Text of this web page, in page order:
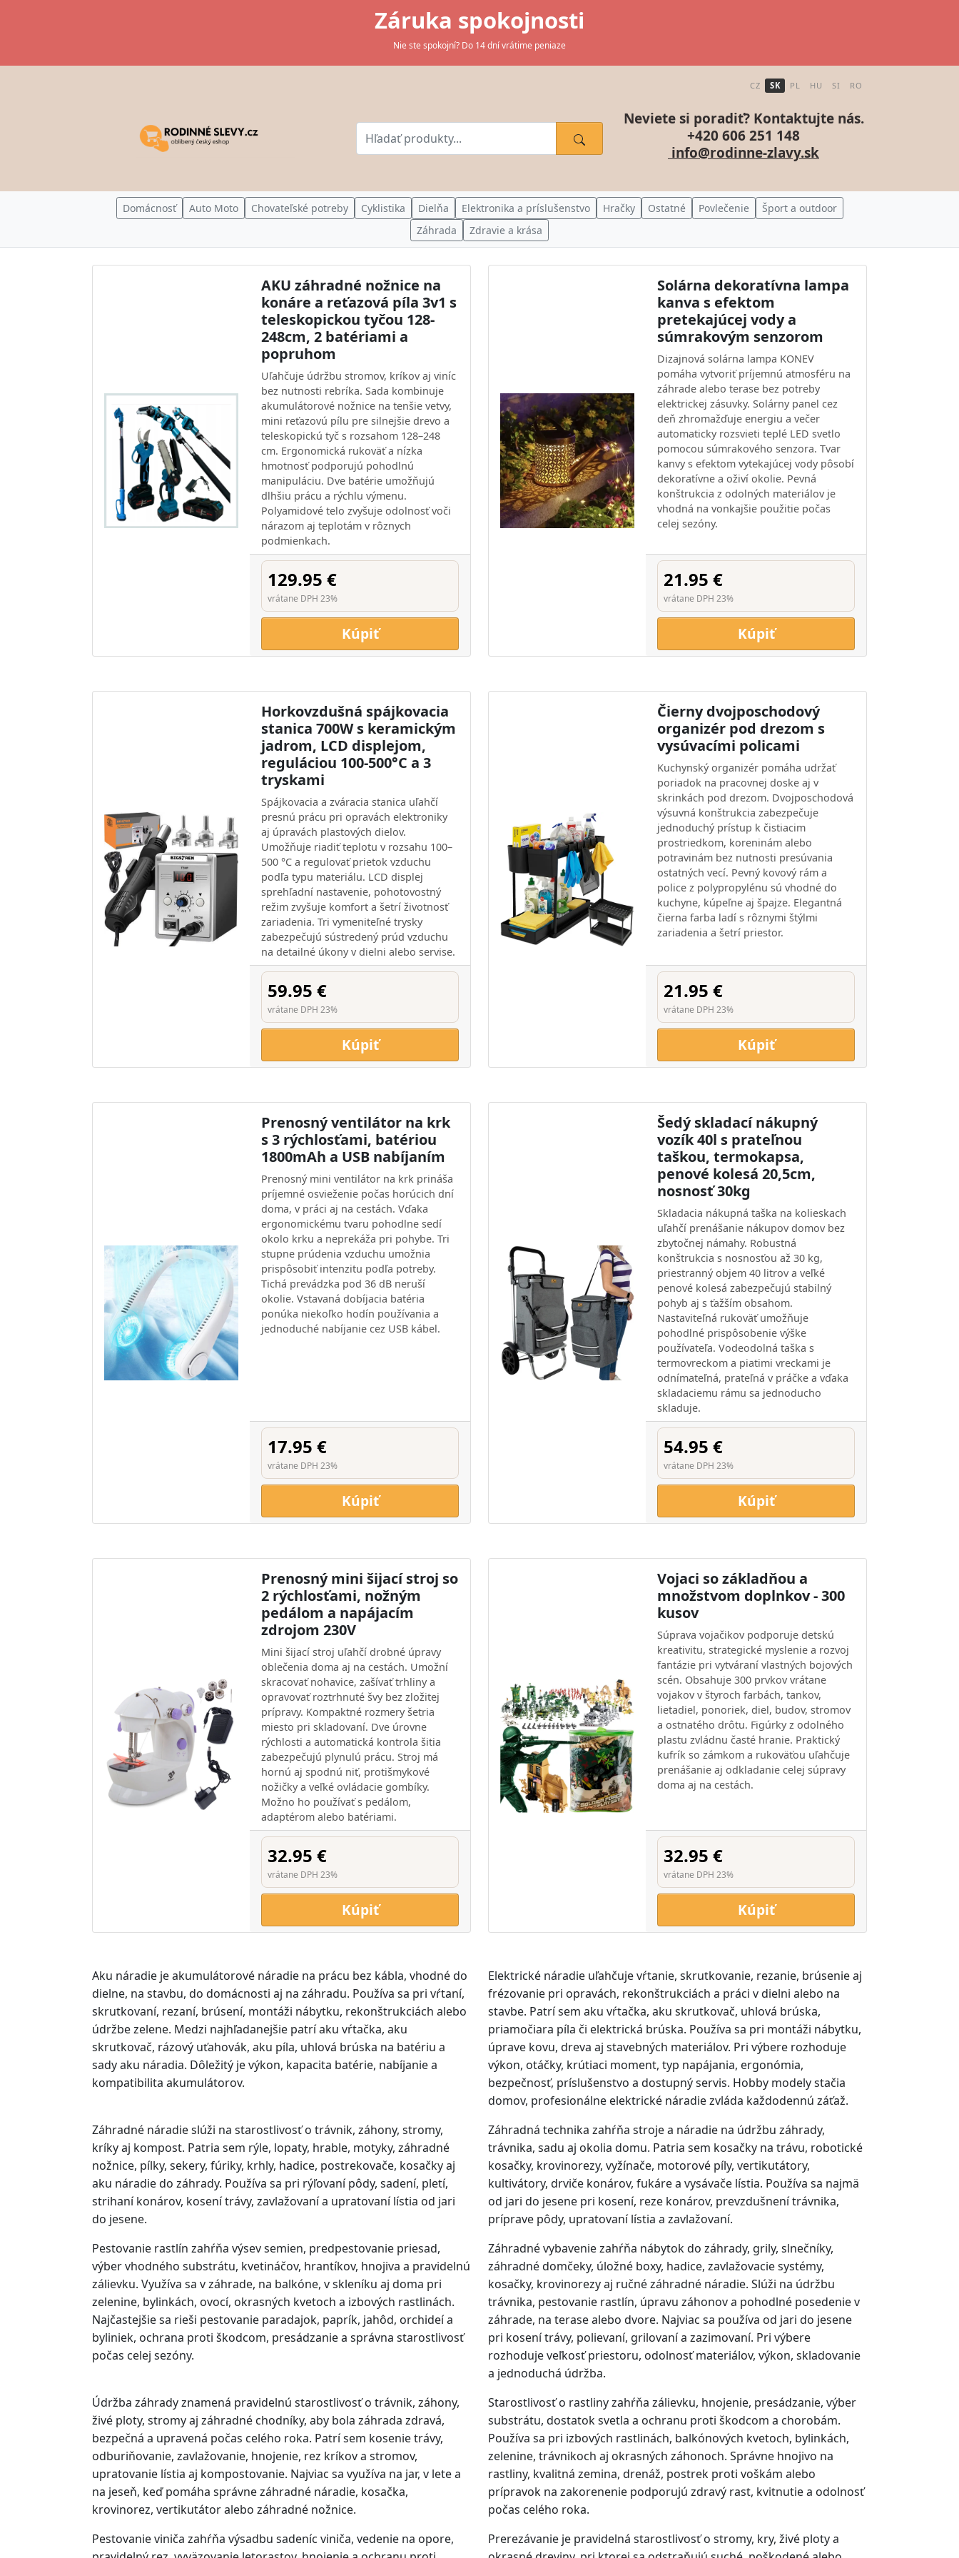
Záruka spokojnosti
Nie ste spokojní? Do 14 dní vrátime peniaze
CZ SK PL HU SI RO
Neviete si poradiť? Kontaktujte nás.
+420 606 251 148
info@rodinne-zlavy.sk
Domácnosť Auto Moto Chovateľské potreby Cyklistika Dielňa Elektronika a príslušenstvo Hračky Ostatné Povlečenie
Šport a outdoor
Záhrada
Zdravie a krása
AKU záhradné nožnice na
konáre a reťazová píla 3v1 s
teleskopickou tyčou 128-
248cm, 2 batériami a
popruhom
Uľahčuje údržbu stromov, kríkov aj viníc
bez nutnosti rebríka. Sada kombinuje
akumulátorové nožnice na tenšie vetvy,
mini reťazovú pílu pre silnejšie drevo a
teleskopickú tyč s rozsahom 128–248
cm. Ergonomická rukoväť a nízka
hmotnosť podporujú pohodlnú
manipuláciu. Dve batérie umožňujú
dlhšiu prácu a rýchlu výmenu.
Polyamidové telo zvyšuje odolnosť voči
nárazom aj teplotám v rôznych
podmienkach.
129.95 €
vrátane DPH 23%
Kúpiť
Solárna dekoratívna lampa
kanva s efektom
pretekajúcej vody a
súmrakovým senzorom
Dizajnová solárna lampa KONEV
pomáha vytvoriť príjemnú atmosféru na
záhrade alebo terase bez potreby
elektrickej zásuvky. Solárny panel cez
deň zhromažďuje energiu a večer
automaticky rozsvieti teplé LED svetlo
pomocou súmrakového senzora. Tvar
kanvy s efektom vytekajúcej vody pôsobí
dekoratívne a oživí okolie. Pevná
konštrukcia z odolných materiálov je
vhodná na vonkajšie použitie počas
celej sezóny.
21.95 €
vrátane DPH 23%
Kúpiť
Horkovzdušná spájkovacia
stanica 700W s keramickým
jadrom, LCD displejom,
reguláciou 100-500°C a 3
tryskami
Spájkovacia a zváracia stanica uľahčí
presnú prácu pri opravách elektroniky
aj úpravách plastových dielov.
Umožňuje riadiť teplotu v rozsahu 100–
500 °C a regulovať prietok vzduchu
podľa typu materiálu. LCD displej
sprehľadní nastavenie, pohotovostný
režim zvyšuje komfort a šetrí životnosť
zariadenia. Tri vymeniteľné trysky
zabezpečujú sústredený prúd vzduchu
na detailné úkony v dielni alebo servise.
59.95 €
vrátane DPH 23%
Kúpiť
Čierny dvojposchodový
organizér pod drezom s
vysúvacími policami
Kuchynský organizér pomáha udržať
poriadok na pracovnej doske aj v
skrinkách pod drezom. Dvojposchodová
výsuvná konštrukcia zabezpečuje
jednoduchý prístup k čistiacim
prostriedkom, koreninám alebo
potravinám bez nutnosti presúvania
ostatných vecí. Pevný kovový rám a
police z polypropylénu sú vhodné do
kuchyne, kúpeľne aj špajze. Elegantná
čierna farba ladí s rôznymi štýlmi
zariadenia a šetrí priestor.
21.95 €
vrátane DPH 23%
Kúpiť
Prenosný ventilátor na krk
s 3 rýchlosťami, batériou
1800mAh a USB nabíjaním
Prenosný mini ventilátor na krk prináša
príjemné osvieženie počas horúcich dní
doma, v práci aj na cestách. Vďaka
ergonomickému tvaru pohodlne sedí
okolo krku a neprekáža pri pohybe. Tri
stupne prúdenia vzduchu umožnia
prispôsobiť intenzitu podľa potreby.
Tichá prevádzka pod 36 dB neruší
okolie. Vstavaná dobíjacia batéria
ponúka niekoľko hodín používania a
jednoduché nabíjanie cez USB kábel.
17.95 €
vrátane DPH 23%
Kúpiť
Šedý skladací nákupný
vozík 40l s prateľnou
taškou, termokapsa,
penové kolesá 20,5cm,
nosnosť 30kg
Skladacia nákupná taška na kolieskach
uľahčí prenášanie nákupov domov bez
zbytočnej námahy. Robustná
konštrukcia s nosnosťou až 30 kg,
priestranný objem 40 litrov a veľké
penové kolesá zabezpečujú stabilný
pohyb aj s ťažším obsahom.
Nastaviteľná rukoväť umožňuje
pohodlné prispôsobenie výške
používateľa. Vodeodolná taška s
termovreckom a piatimi vreckami je
odnímateľná, prateľná v práčke a vďaka
skladaciemu rámu sa jednoducho
skladuje.
54.95 €
vrátane DPH 23%
Kúpiť
Prenosný mini šijací stroj so
2 rýchlosťami, nožným
pedálom a napájacím
zdrojom 230V
Mini šijací stroj uľahčí drobné úpravy
oblečenia doma aj na cestách. Umožní
skracovať nohavice, zašívať trhliny a
opravovať roztrhnuté švy bez zložitej
prípravy. Kompaktné rozmery šetria
miesto pri skladovaní. Dve úrovne
rýchlosti a automatická kontrola šitia
zabezpečujú plynulú prácu. Stroj má
hornú aj spodnú niť, protišmykové
nožičky a veľké ovládacie gombíky.
Možno ho používať s pedálom,
adaptérom alebo batériami.
32.95 €
vrátane DPH 23%
Kúpiť
Vojaci so základňou a
množstvom doplnkov - 300
kusov
Súprava vojačikov podporuje detskú
kreativitu, strategické myslenie a rozvoj
fantázie pri vytváraní vlastných bojových
scén. Obsahuje 300 prvkov vrátane
vojakov v štyroch farbách, tankov,
lietadiel, ponoriek, diel, budov, stromov
a ostnatého drôtu. Figúrky z odolného
plastu zvládnu časté hranie. Praktický
kufrík so zámkom a rukoväťou uľahčuje
prenášanie aj odkladanie celej súpravy
doma aj na cestách.
32.95 €
vrátane DPH 23%
Kúpiť
Aku náradie je akumulátorové náradie na prácu bez kábla, vhodné do
dielne, na stavbu, do domácnosti aj na záhradu. Používa sa pri vŕtaní,
skrutkovaní, rezaní, brúsení, montáži nábytku, rekonštrukciách alebo
údržbe zelene. Medzi najhľadanejšie patrí aku vŕtačka, aku
skrutkovač, rázový uťahovák, aku píla, uhlová brúska na batériu a
sady aku náradia. Dôležitý je výkon, kapacita batérie, nabíjanie a
kompatibilita akumulátorov.
Elektrické náradie uľahčuje vŕtanie, skrutkovanie, rezanie, brúsenie aj
frézovanie pri opravách, rekonštrukciách a práci v dielni alebo na
stavbe. Patrí sem aku vŕtačka, aku skrutkovač, uhlová brúska,
priamočiara píla či elektrická brúska. Používa sa pri montáži nábytku,
úprave kovu, dreva aj stavebných materiálov. Pri výbere rozhoduje
výkon, otáčky, krútiaci moment, typ napájania, ergonómia,
bezpečnosť, príslušenstvo a dostupný servis. Hobby modely stačia
domov, profesionálne elektrické náradie zvláda každodennú záťaž.
Záhradné náradie slúži na starostlivosť o trávnik, záhony, stromy,
kríky aj kompost. Patria sem rýle, lopaty, hrable, motyky, záhradné
nožnice, pílky, sekery, fúriky, krhly, hadice, postrekovače, kosačky aj
aku náradie do záhrady. Používa sa pri rýľovaní pôdy, sadení, pletí,
strihaní konárov, kosení trávy, zavlažovaní a upratovaní lístia od jari
do jesene.
Záhradná technika zahŕňa stroje a náradie na údržbu záhrady,
trávnika, sadu aj okolia domu. Patria sem kosačky na trávu, robotické
kosačky, krovinorezy, vyžínače, motorové píly, vertikutátory,
kultivátory, drviče konárov, fukáre a vysávače lístia. Používa sa najmä
od jari do jesene pri kosení, reze konárov, prevzdušnení trávnika,
príprave pôdy, upratovaní lístia a zavlažovaní.
Pestovanie rastlín zahŕňa výsev semien, predpestovanie priesad,
výber vhodného substrátu, kvetináčov, hrantíkov, hnojiva a pravidelnú
zálievku. Využíva sa v záhrade, na balkóne, v skleníku aj doma pri
zelenine, bylinkách, ovocí, okrasných kvetoch a izbových rastlinách.
Najčastejšie sa rieši pestovanie paradajok, paprík, jahôd, orchideí a
byliniek, ochrana proti škodcom, presádzanie a správna starostlivosť
počas celej sezóny.
Záhradné vybavenie zahŕňa nábytok do záhrady, grily, slnečníky,
záhradné domčeky, úložné boxy, hadice, zavlažovacie systémy,
kosačky, krovinorezy aj ručné záhradné náradie. Slúži na údržbu
trávnika, pestovanie rastlín, úpravu záhonov a pohodlné posedenie v
záhrade, na terase alebo dvore. Najviac sa používa od jari do jesene
pri kosení trávy, polievaní, grilovaní a zazimovaní. Pri výbere
rozhoduje veľkosť priestoru, odolnosť materiálov, výkon, skladovanie
a jednoduchá údržba.
Údržba záhrady znamená pravidelnú starostlivosť o trávnik, záhony,
živé ploty, stromy aj záhradné chodníky, aby bola záhrada zdravá,
bezpečná a upravená počas celého roka. Patrí sem kosenie trávy,
odburiňovanie, zavlažovanie, hnojenie, rez kríkov a stromov,
upratovanie lístia aj kompostovanie. Najviac sa využíva na jar, v lete a
na jeseň, keď pomáha správne záhradné náradie, kosačka,
krovinorez, vertikutátor alebo záhradné nožnice.
Starostlivosť o rastliny zahŕňa zálievku, hnojenie, presádzanie, výber
substrátu, dostatok svetla a ochranu proti škodcom a chorobám.
Používa sa pri izbových rastlinách, balkónových kvetoch, bylinkách,
zelenine, trávnikoch aj okrasných záhonoch. Správne hnojivo na
rastliny, kvalitná zemina, drenáž, postrek proti voškám alebo
prípravok na zakorenenie podporujú zdravý rast, kvitnutie a odolnosť
počas celého roka.
Pestovanie viniča zahŕňa výsadbu sadeníc viniča, vedenie na opore,
Prerezávanie je pravidelná starostlivosť o stromy, kry, živé ploty a